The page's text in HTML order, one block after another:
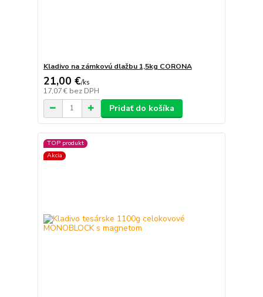
Kladivo na zámkovú dlažbu 1,5kg CORONA
21,00 €/ks
17,07 € bez DPH
Pridať do košíka
TOP produkt
Akcia